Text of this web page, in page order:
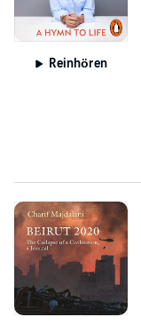
Reinhören